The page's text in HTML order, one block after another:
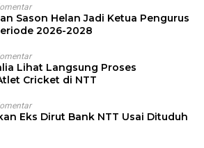
Sason Helan Jadi Ketua Pengurus
2026-2028
Lihat Langsung Proses
Cricket di NTT
Eks Dirut Bank NTT Usai Dituduh